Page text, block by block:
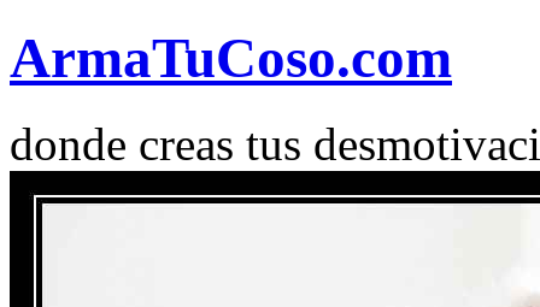
ArmaTuCoso.com
donde creas tus